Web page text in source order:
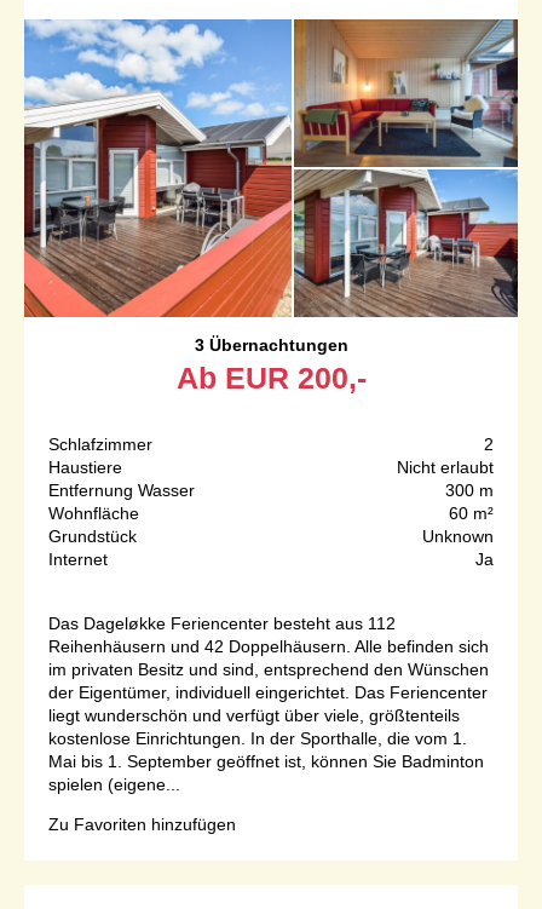
3 Übernachtungen
Ab EUR 200,-
Schlafzimmer
2
Haustiere
Nicht erlaubt
Entfernung Wasser
300 m
Wohnfläche
60 m²
Grundstück
Unknown
Internet
Ja
Das Dageløkke Feriencenter besteht aus 112
Reihenhäusern und 42 Doppelhäusern. Alle befinden sich
im privaten Besitz und sind, entsprechend den Wünschen
der Eigentümer, individuell eingerichtet. Das Feriencenter
liegt wunderschön und verfügt über viele, größtenteils
kostenlose Einrichtungen. In der Sporthalle, die vom 1.
Mai bis 1. September geöffnet ist, können Sie Badminton
spielen (eigene...
Zu Favoriten hinzufügen